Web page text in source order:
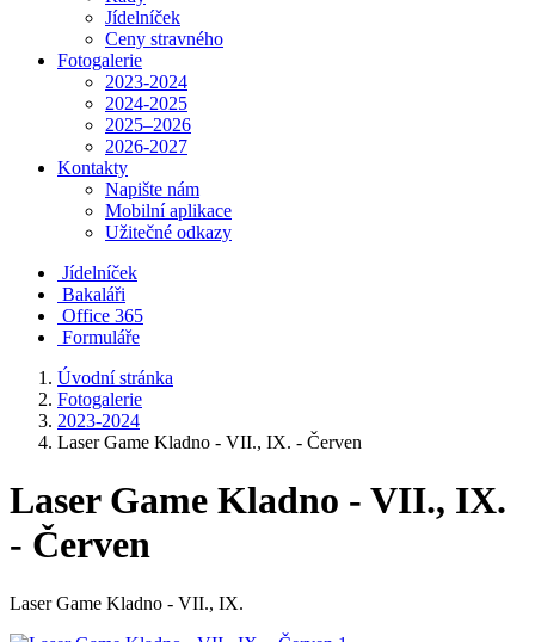
Jídelníček
Ceny stravného
Fotogalerie
2023-2024
2024-2025
2025–2026
2026-2027
Kontakty
Napište nám
Mobilní aplikace
Užitečné odkazy
Jídelníček
Bakaláři
Office 365
Formuláře
Úvodní stránka
Fotogalerie
2023-2024
Laser Game Kladno - VII., IX. - Červen
Laser Game Kladno - VII., IX.
- Červen
Laser Game Kladno - VII., IX.